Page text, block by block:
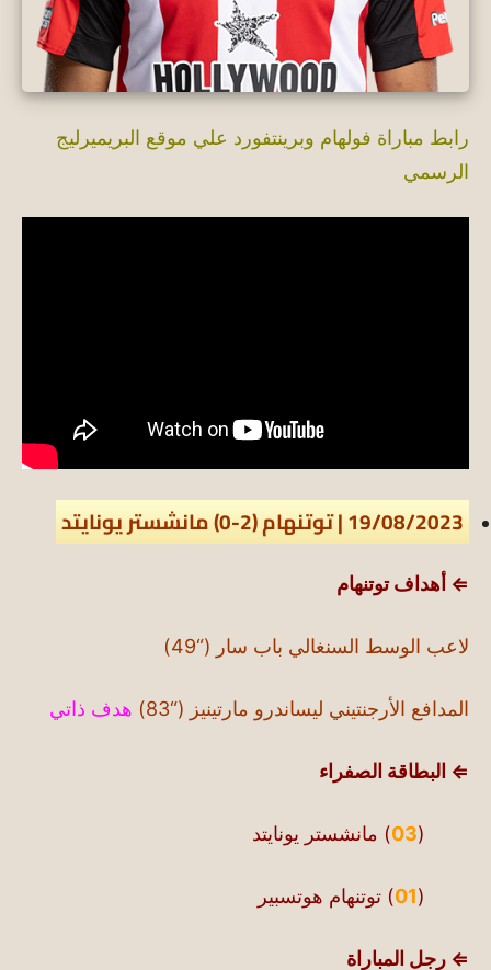
رابط مباراة فولهام وبرينتفورد علي موقع البريميرليج
الرسمي
19/08/2023 | توتنهام (2-0) مانشستر يونايتد
⇐ أهداف توتنهام
لاعب الوسط السنغالي باب سار (“49)
المدافع الأرجنتيني ليساندرو مارتينيز (“83) هدف ذاتي
⇐ البطاقة الصفراء
(
03) مانشستر يونايتد
(
01) توتنهام هوتسبير
⇐ رجل المباراة